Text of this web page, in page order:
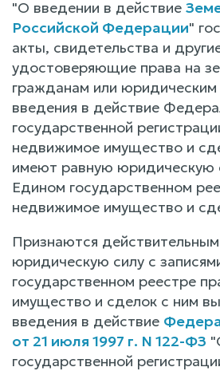
"О введении в действие
Российской Федерации"
акты, свидетельства и
удостоверяющие права на
гражданам или
введения в действие
государственной
недвижимое имущество и
имеют равную юридическую
Едином государственном
недвижимое имущество и
Признаются
юридическую силу с
государственном реестре
имущество и сделок с ним
введения в действие
от 21 июля 1997 г. N 122-ФЗ
государственной